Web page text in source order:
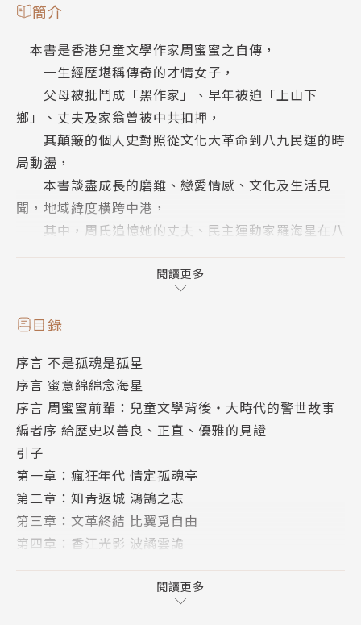
簡介
本書是香港兒童文學作家周蜜蜜之自傳，
一生經歷堪稱傳奇的才情女子，
父母被批鬥成「黑作家」、早年被迫「上山下
鄉」、丈夫及家翁曾被中共扣押，
其顛簸的個人史對照從文化大革命到八九民運的時
局動盪，
本書談盡成長的磨難、戀愛情感、文化及生活見
聞，地域緯度橫跨中港，
其中，周氏追憶她的丈夫、民主運動家羅海星在八
也寫其家翁、著名左派報人兼前《大公報》總編輯
羅孚被北京告以間諜罪軟禁多年、終被釋放前後的種種
為這兩段動魄驚心的歷史補上女作家之第一身見
證，體察深刻且真實。
此書也側面映照出文化精英的私人生活，
寫及周蜜蜜一家與文化及政經名流相交、相知的足
跡：
包括《明報》創辦人及作家查良鏞（金庸）、「香
江第一才子」陶傑、「鄉土文學之父」沈從文、著名畫
家黃永玉、兒童文學作家冰心、作者母親黃慶雲、蔣緯
也側寫張國榮、張立、馮寶寶等影視名人之身影；
閱讀更多
目錄
序言 不是孤魂是孤星
序言 蜜意綿綿念海星
序言 周蜜蜜前輩：兒童文學背後‧大時代的警世故事
編者序 給歷史以善良、正直、優雅的見證
引子
第一章：瘋狂年代 情定孤魂亭
第二章：知青返城 鴻鵠之志
第三章：文革終結 比翼覓自由
第四章：香江光影 波譎雲詭
第六章：黑暗深淵 盼望團聚
第七章：唐寧街十號見英揆
閱讀更多